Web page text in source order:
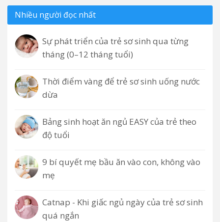
Nhiều người đọc nhất
Sự phát triển của trẻ sơ sinh qua từng
tháng (0–12 tháng tuổi)
Thời điểm vàng để trẻ sơ sinh uống nước
dừa
Bảng sinh hoạt ăn ngủ EASY của trẻ theo
độ tuổi
9 bí quyết mẹ bầu ăn vào con, không vào
mẹ
Catnap - Khi giấc ngủ ngày của trẻ sơ sinh
quá ngắn